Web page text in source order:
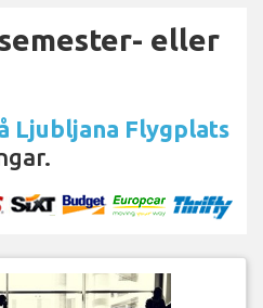
eller
Ljubljana Flygplats